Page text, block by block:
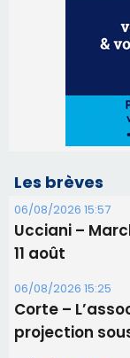
Les brèves
06/08/2026 15:57
Ucciani –
11 août
06/08/2026 15:25
Corte –
projection